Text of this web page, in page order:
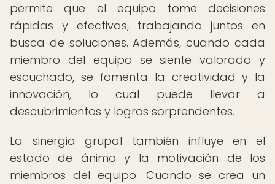
permite que el equipo tome decisiones
rápidas y efectivas, trabajando juntos en
busca de soluciones. Además, cuando cada
miembro del equipo se siente valorado y
escuchado, se fomenta la creatividad y la
innovación, lo cual puede llevar a
descubrimientos y logros sorprendentes.
La sinergia grupal también influye en el
estado de ánimo y la motivación de los
miembros del equipo. Cuando se crea un